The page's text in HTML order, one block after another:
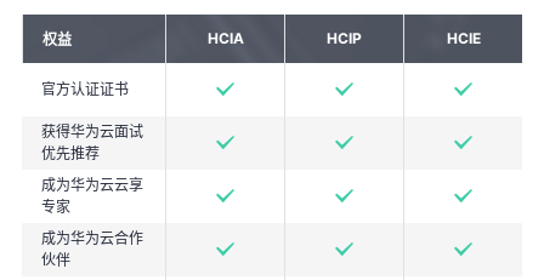
权益 HCIA HCIP HCIE
官方认证证书
获得华为云面试
优先推荐
成为华为云云享
专家
成为华为云合作
伙伴